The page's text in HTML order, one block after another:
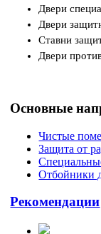
Двери
Двери
Ставни
Двери
Основные
Чистые
Защита от
Отбойники
Рекомендации